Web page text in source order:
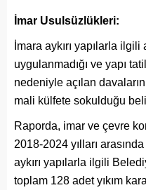
İmar Usulsüzlükleri:
İmara aykırı yapılarla ilgili
uygulanmadığı ve yapı
nedeniyle açılan
mali külfete sokulduğu
Raporda, imar ve çevre
2018-2024 yılları
aykırı yapılarla ilgili
toplam 128 adet yıkım